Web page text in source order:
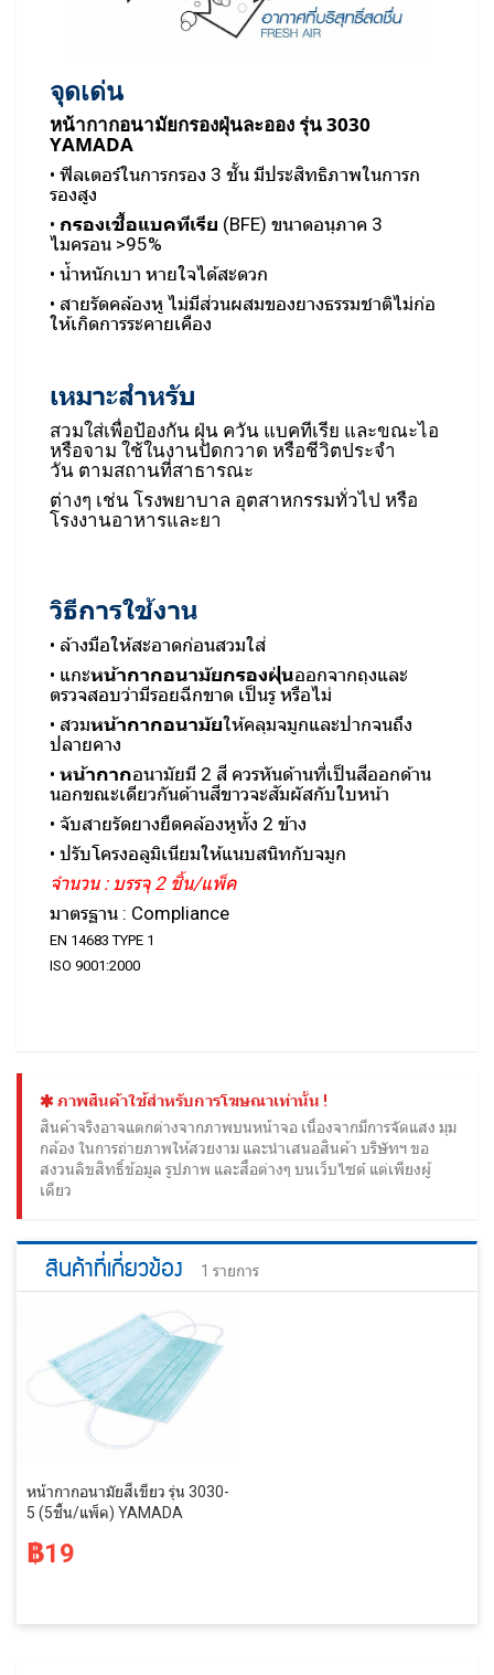
จุดเด่น
หน้ากากอนามัยกรองฝุ่นละออง รุ่น 3030
YAMADA
• ฟิลเตอร์ในการกรอง 3 ชั้น มีประสิทธิภาพในการก
รองสูง
• กรองเชื้อแบคทีเรีย (BFE) ขนาดอนุภาค 3
ไมครอน >95%
• น้ำหนักเบา หายใจได้สะดวก
• สายรัดคล้องหู ไม่มีส่วนผสมของยางธรรมชาติไม่ก่อ
ให้เกิดการระคายเคือง
เหมาะสำหรับ
สวมใส่เพื่อป้องกัน ฝุ่น ควัน แบคทีเรีย และขณะไอ
หรือจาม ใช้ในงานปัดกวาด หรือชีวิตประจำ
วัน ตามสถานที่สาธารณะ
ต่างๆ เช่น โรงพยาบาล อุตสาหกรรมทั่วไป หรือ
โรงงานอาหารและยา
วิธีการใช้งาน
• ล้างมือให้สะอาดก่อนสวมใส่
• แกะหน้ากากอนามัยกรองฝุ่นออกจากถุงและ
ตรวจสอบว่ามีรอยฉีกขาด เป็นรู หรือไม่
• สวมหน้ากากอนามัยให้คลุมจมูกและปากจนถึง
ปลายคาง
• หน้ากากอนามัยมี 2 สี ควรหันด้านที่เป็นสีออกด้าน
นอกขณะเดียวกันด้านสีขาวจะสัมผัสกับใบหน้า
• จับสายรัดยางยืดคล้องหูทั้ง 2 ข้าง
• ปรับโครงอลูมิเนียมให้แนบสนิทกับจมูก
จำนวน : บรรจุ 2 ชิ้น/แพ็ค
มาตรฐาน : Compliance
EN 14683 TYPE 1
ISO 9001:2000
ภาพสินค้าใช้สำหรับการโฆษณาเท่านั้น !
สินค้าจริงอาจแตกต่างจากภาพบนหน้าจอ เนื่องจากมีการจัดแสง มุม
กล้อง ในการถ่ายภาพให้สวยงาม และนำเสนอสินค้า บริษัทฯ ขอ
สงวนลิขสิทธิ์ข้อมูล รูปภาพ และสื่อต่างๆ บนเว็บไซต์ แต่เพียงผู้
เดียว
สินค้าที่เกี่ยวข้อง 1 รายการ
หน้ากากอนามัยสีเขียว รุ่น 3030-
5 (5ชิ้น/แพ็ค) YAMADA
฿19